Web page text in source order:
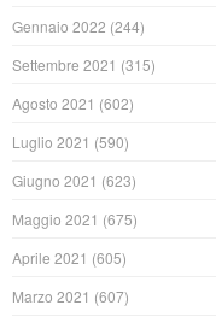
Gennaio 2022 (244)
Settembre 2021 (315)
Agosto 2021 (602)
Luglio 2021 (590)
Giugno 2021 (623)
Maggio 2021 (675)
Aprile 2021 (605)
Marzo 2021 (607)